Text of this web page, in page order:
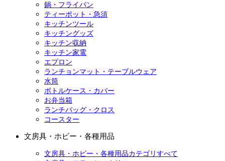
鍋・フライパン
ティーポット・急須
キッチンツール
キッチングッズ
キッチン収納
キッチン家電
エプロン
ランチョンマット・テーブルウェア
水筒
ボトルケース・カバー
お弁当箱
ランチバッグ・クロス
コースター
文房具・ホビー・各種用品
文房具・ホビー・各種用品カテゴリすべて